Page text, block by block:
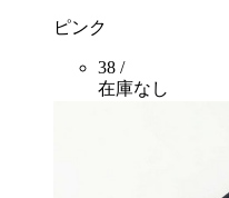
ピンク
38 /
在庫なし